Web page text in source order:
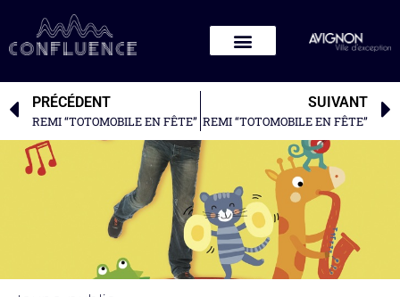
PRÉCÉDENT
REMI “TOTOMOBILE EN FÊTE”
SUIVANT
REMI “TOTOMOBILE EN FÊTE”